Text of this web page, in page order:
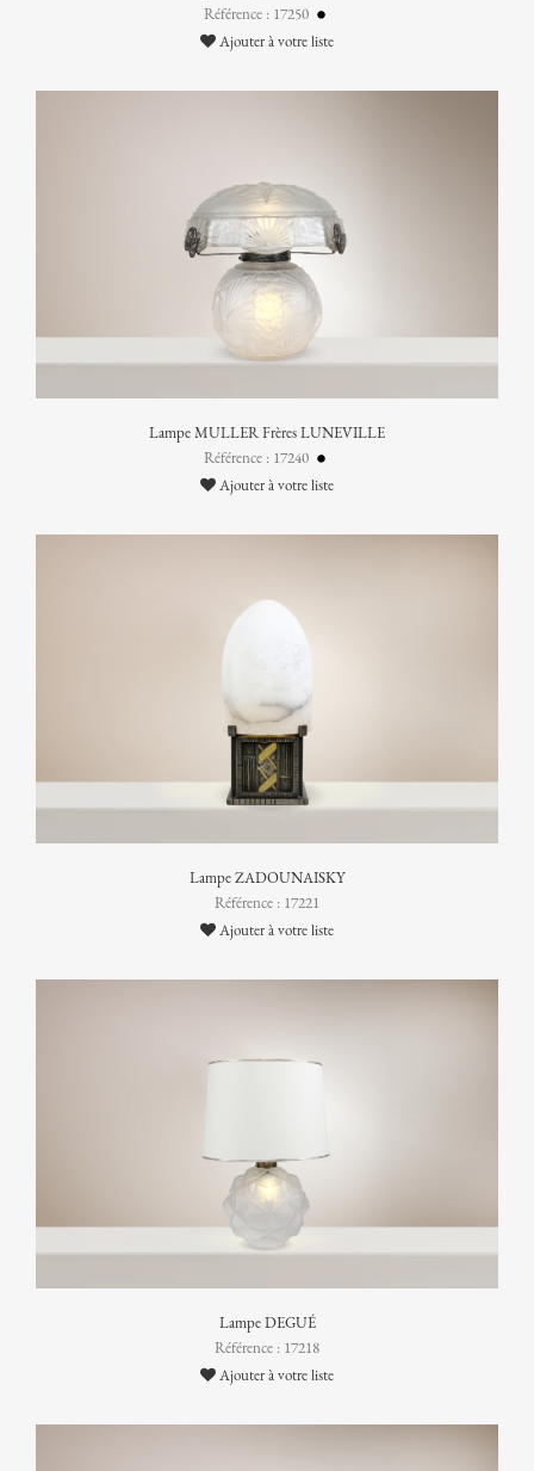
Référence : 17250
Ajouter à votre liste
Lampe MULLER Frères LUNEVILLE
Référence : 17240
Ajouter à votre liste
Lampe ZADOUNAISKY
Référence : 17221
Ajouter à votre liste
Lampe DEGUÉ
Référence : 17218
Ajouter à votre liste